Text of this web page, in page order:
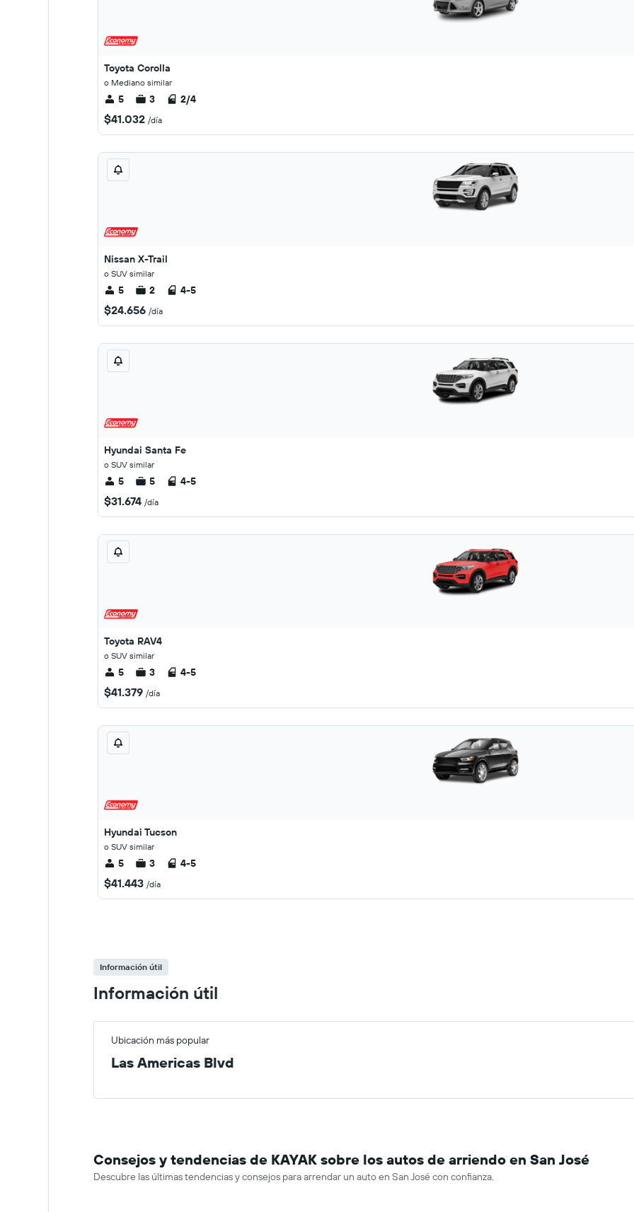
Toyota Corolla
o Mediano similar
5 3 2/4
$41.032 /día
Nissan X-Trail
o SUV similar
5 2 4-5
$24.656 /día
Hyundai Santa Fe
o SUV similar
5 5 4-5
$31.674 /día
Toyota RAV4
o SUV similar
5 3 4-5
$41.379 /día
Hyundai Tucson
o SUV similar
5 3 4-5
$41.443 /día
Información útil
Información útil
Ubicación más popular
Las Americas Blvd
Consejos y tendencias de KAYAK sobre los autos de arriendo en San José
Descubre las últimas tendencias y consejos para arrendar un auto en San José con confianza.